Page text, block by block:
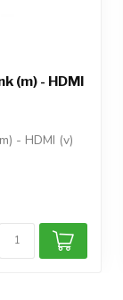
(m) - HDMI
- HDMI (v)